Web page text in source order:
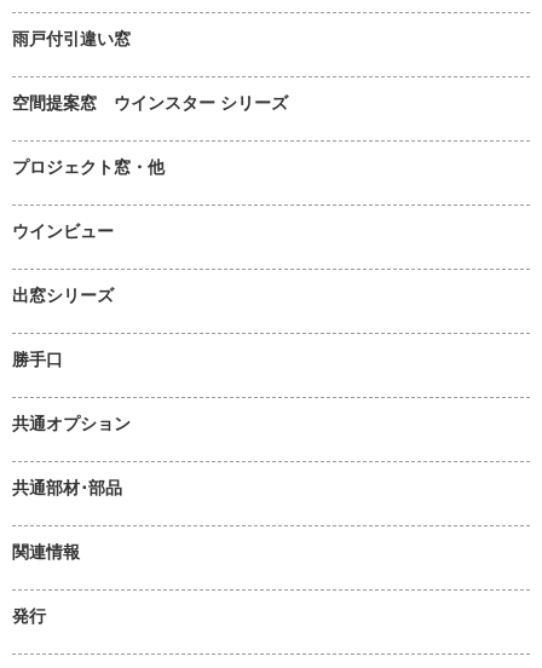
雨戸付引違い窓
空間提案窓 ウインスター シリーズ
プロジェクト窓・他
ウインビュー
出窓シリーズ
勝手口
共通オプション
共通部材･部品
関連情報
発行